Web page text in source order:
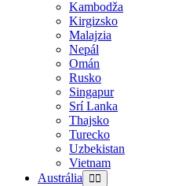
Kambodža
Kirgizsko
Malajzia
Nepál
Omán
Rusko
Singapur
Srí Lanka
Thajsko
Turecko
Uzbekistan
Vietnam
Austrália